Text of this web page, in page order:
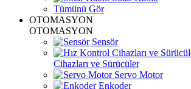
Tümünü Gör
OTOMASYON
OTOMASYON
Sensör
Cihazları ve Sürücüler
Servo Motor
Enkoder